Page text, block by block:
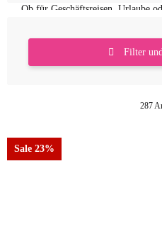
Ob für Geschäftsreisen, Urlaube
Filter
287
Sale 23%